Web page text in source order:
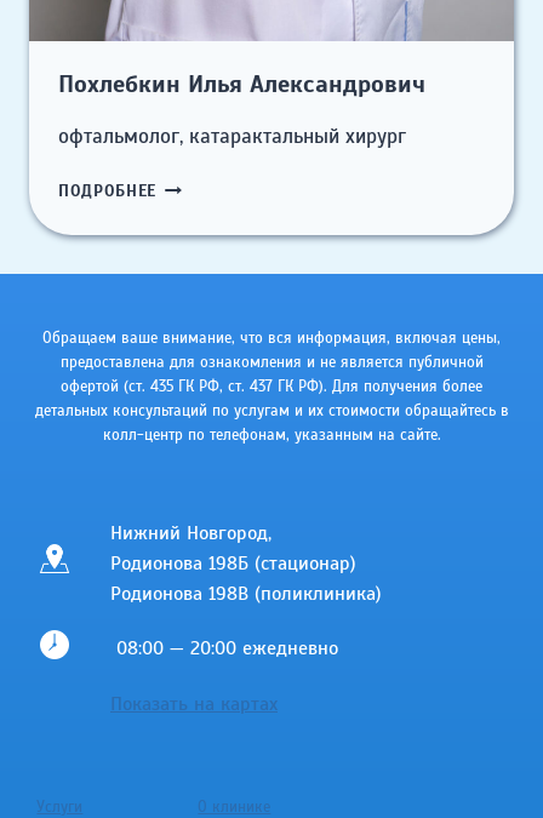
Похлебкин Илья Александрович
офтальмолог, катарактальный хирург
ПОДРОБНЕЕ ПОХЛЕБКИН
АЛЕКСАНДРОВИЧ
Обращаем ваше внимание, что вся информация, включая цены,
предоставлена для ознакомления и не является публичной
офертой (ст. 435 ГК РФ, cт. 437 ГК РФ). Для получения более
детальных консультаций по услугам и их стоимости обращайтесь в
колл-центр по телефонам, указанным на сайте.
Нижний Новгород,
Родионова 198Б (стационар)
Родионова 198В (поликлиника)
08:00 — 20:00 ежедневно
Показать на картах
Услуги
О клинике